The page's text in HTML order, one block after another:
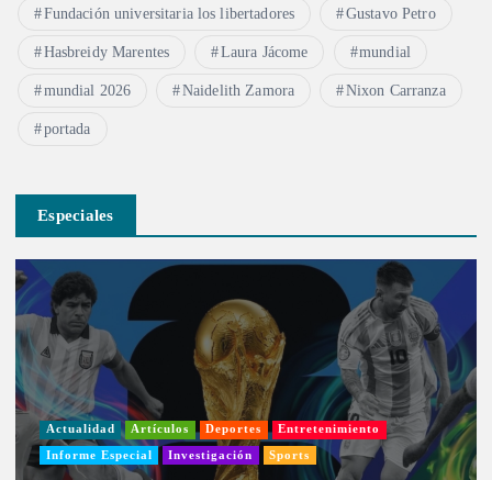
Fundación universitaria los libertadores Gustavo Petro
Hasbreidy Marentes Laura Jácome mundial
mundial 2026 Naidelith Zamora Nixon Carranza
portada
Especiales
Actualidad Artículos Deportes Entretenimiento
Informe Especial Investigación Sports